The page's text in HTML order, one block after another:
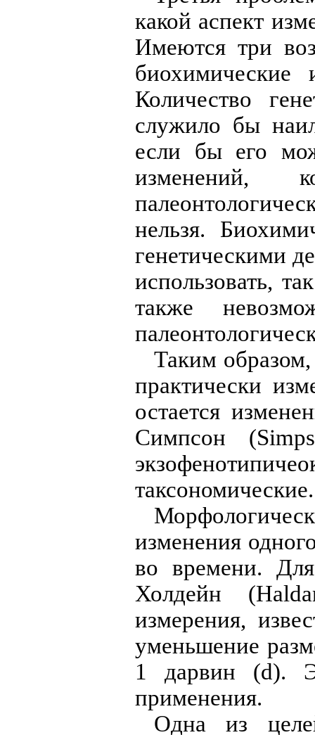
какой аспект
Имеются три
биохимические
Количество
служило бы
если бы его
изменений,
нельзя.
генетическими
использовать,
также
Таким
практически
остается
Симпсон
таксономические.
изменения
во времени.
Холдейн
измерения,
уменьшение
1 дарвин (d).
применения.
Одна из